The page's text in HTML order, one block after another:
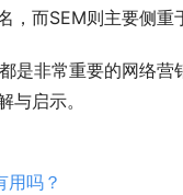
，而SEM则主要侧
是非常重要的网络
与启示。
用吗？